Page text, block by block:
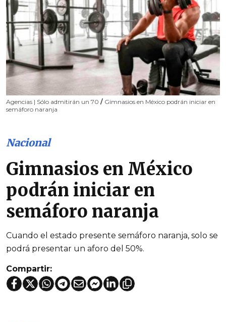
Agencias | Sólo admitirán un 70 / Gimnasios en México podrán iniciar en
semáforo naranja
Nacional
Gimnasios en México
podrán iniciar en
semáforo naranja
Cuando el estado presente semáforo naranja, solo se
podrá presentar un aforo del 50%.
Compartir: